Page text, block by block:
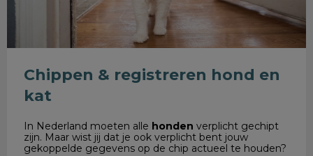
Chippen & registreren hond en
kat
In Nederland moeten alle honden verplicht gechipt
zijn. Maar wist jij dat je ook verplicht bent jouw
gekoppelde gegevens op de chip actueel te houden?